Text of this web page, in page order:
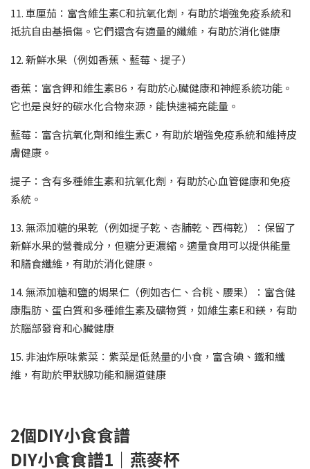
11. 車厘茄：富含維生素C和抗氧化劑，有助於增強免疫系統和
抵抗自由基損傷。它們還含有適量的纖維，有助於消化健康
12. 新鮮水果（例如香蕉、藍莓、提子）
香蕉：富含鉀和維生素B6，有助於心臟健康和神經系統功能。
它也是良好的碳水化合物來源，能快速補充能量。
藍莓：富含抗氧化劑和維生素C，有助於增強免疫系統和維持皮
膚健康。
提子：含有多種維生素和抗氧化劑，有助於心血管健康和免疫
系統。
13. 無添加糖的果乾（例如提子乾、杏脯乾、西梅乾）：保留了
新鮮水果的營養成分，但糖分更濃縮。適量食用可以提供能量
和膳食纖維，有助於消化健康。
14. 無添加糖和鹽的焗果仁（例如杏仁、合桃、腰果）：富含健
康脂肪、蛋白質和多種維生素及礦物質，如維生素E和鎂，有助
於腦部發育和心臟健康
15. 非油炸原味紫菜：紫菜是低熱量的小食，富含碘、鐵和纖
維，有助於甲狀腺功能和腸道健康
2個DIY小食食譜
DIY小食食譜1｜燕麥杯